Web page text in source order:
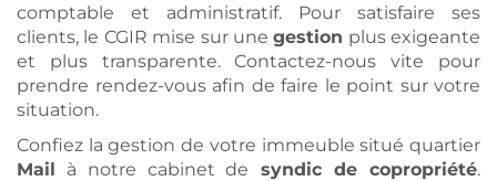
comptable et administratif. Pour satisfaire ses
clients, le CGIR mise sur unegestion plus exigeante
et plus transparente. Contactez-nous vite pour
prendre rendez-vous afin de faire le point sur votre
situation.
Confiez la gestion de votre immeuble situé quartier
Mail à notre cabinet de syndic de copropriété.